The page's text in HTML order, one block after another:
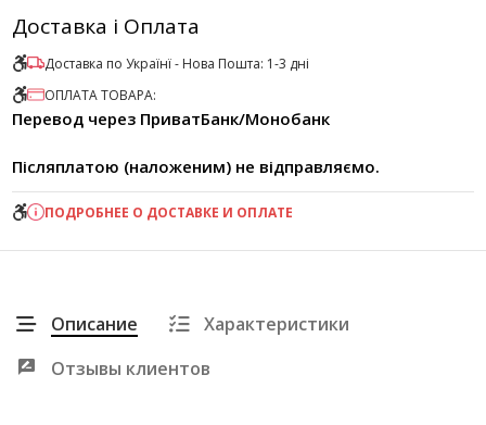
Доставка і Оплата
Доставка по Українї - Нова Пошта: 1-3 дні
ОПЛАТА ТОВАРА:
Перевод через ПриватБанк/Монобанк
Післяплатою (наложеним) не відправляємо.
ПОДРОБНЕЕ О ДОСТАВКЕ И ОПЛАТЕ
Описание
Характеристики
Отзывы клиентов